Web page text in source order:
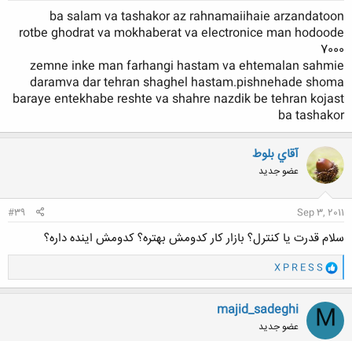
ba salam va tashakor az rahnamaiihaie arzandatoon
rotbe ghodrat va mokhaberat va electronice man hodoode
7000
zemne inke man farhangi hastam va ehtemalan sahmie
daramva dar tehran shaghel hastam.pishnehade shoma
baraye entekhabe reshte va shahre nazdik be tehran kojast
ba tashakor
آقاي بلوط
عضو جدید
Sep 3, 2011
#39
سلام قدرت یا کنترل؟ بازار کار کدومش بهتره؟ کدومش اینده داره؟
و
ا
ک
ن
ش
ه
X P R E S S
M
majid_sadeghi
عضو جدید